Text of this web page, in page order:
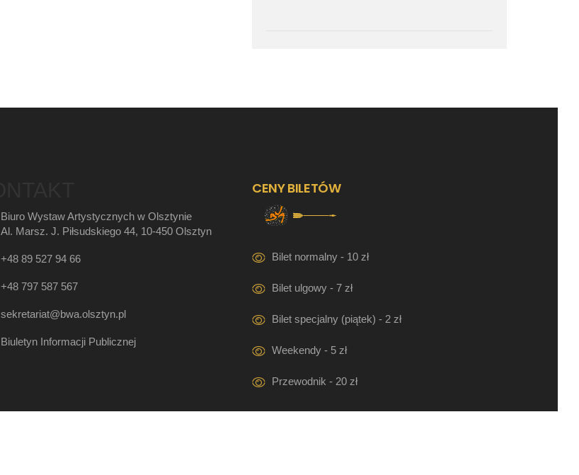
Biuro Wystaw Artystycznych w Olsztynie
Al. Marsz. J. Piłsudskiego 44, 10-450 Olsztyn
+48 89 527 94 66
+48 797 587 567
sekretariat@bwa.olsztyn.pl
Biuletyn Informacji Publicznej
CENY BILETÓW
Bilet normalny - 10 zł
Bilet ulgowy - 7 zł
Bilet specjalny (piątek) - 2 zł
Weekendy - 5 zł
Przewodnik - 20 zł